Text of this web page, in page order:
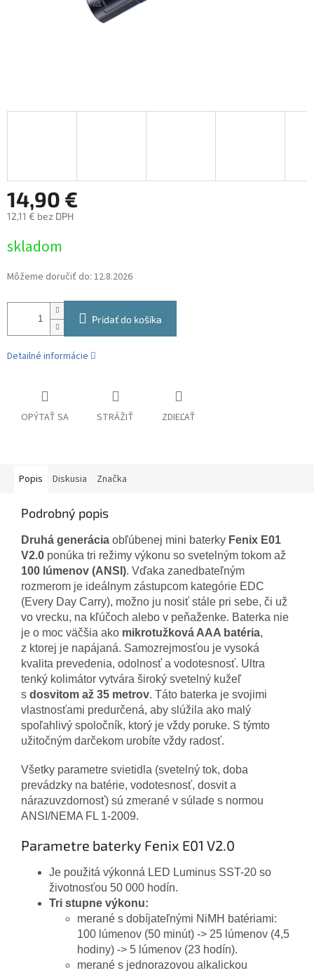
14,90 €
12,11 € bez DPH
cena:
skladom
Môžeme doručiť do: 12.8.2026
Pridať do košíka
Detailné informácie
OPÝTAŤ SA STRÁŽIŤ ZDIEĽAŤ
Popis Diskusia Značka
Podrobný popis
Druhá generácia obľúbenej mini baterky Fenix E01
V2.0 ponúka tri režimy výkonu so svetelným tokom až
100 lúmenov (ANSI). Vďaka zanedbateľným
rozmerom je ideálnym zástupcom kategórie EDC
(Every Day Carry), možno ju nosiť stále pri sebe, či už
vo vrecku, na kľúčoch alebo v peňaženke. Baterka nie
je o moc väčšia ako mikrotužková AAA batéria,
z ktorej je napájaná. Samozrejmosťou je vysoká
kvalita prevedenia, odolnosť a vodotesnosť. Ultra
tenký kolimátor vytvára široký svetelný kužeľ
s dosvitom až 35 metrov. Táto baterka je svojimi
vlastnosťami predurčená, aby slúžila ako malý
spoľahlivý spoločník, ktorý je vždy poruke. S týmto
užitočným darčekom urobíte vždy radosť.
Všetky parametre svietidla (svetelný tok, doba
prevádzky na batérie, vodotesnosť, dosvit a
nárazuvzdornosť) sú zmerané v súlade s normou
ANSI/NEMA FL 1-2009.
Parametre baterky Fenix E01 V2.0
Je použitá výkonná LED Luminus SST-20 so
životnosťou 50 000 hodín.
Tri stupne výkonu:
merané s dobíjateľnými NiMH batériami:
100 lúmenov (50 minút) -> 25 lúmenov (4,5
hodiny) -> 5 lúmenov (23 hodín).
merané s jednorazovou alkalickou